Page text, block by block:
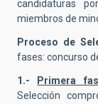
candidaturas
miembros de
Proceso de
fases: concurso
1.- Primera
Selección